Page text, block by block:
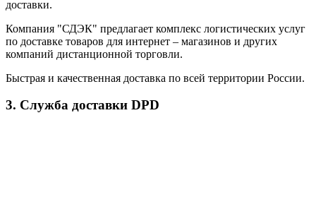
доставки.
Компания "СДЭК" предлагает комплекс логистических услуг
по доставке товаров для интернет – магазинов и других
компаний дистанционной торговли.
Быстрая и качественная доставка по всей территории России.
3. Служба доставки DPD